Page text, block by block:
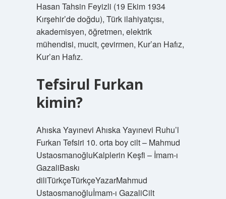
Hasan Tahsin Feyizli (19 Ekim 1934
Kırşehir’de doğdu), Türk ilahiyatçısı,
akademisyen, öğretmen, elektrik
mühendisi, mucit, çevirmen, Kur’an Hafız,
Kur’an Hafız.
Tefsirul Furkan
kimin?
Ahıska Yayınevi Ahıska Yayınevi Ruhu’l
Furkan Tefsiri 10. orta boy cilt – Mahmud
UstaosmanoğluKalplerin Keşfi – İmam-ı
GazaliBaskı
diliTürkçeTürkçeYazarMahmud
Ustaosmanoğluİmam-ı GazaliCilt